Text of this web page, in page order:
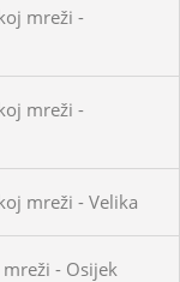
mreži -
mreži -
mreži - Velika
- Osijek